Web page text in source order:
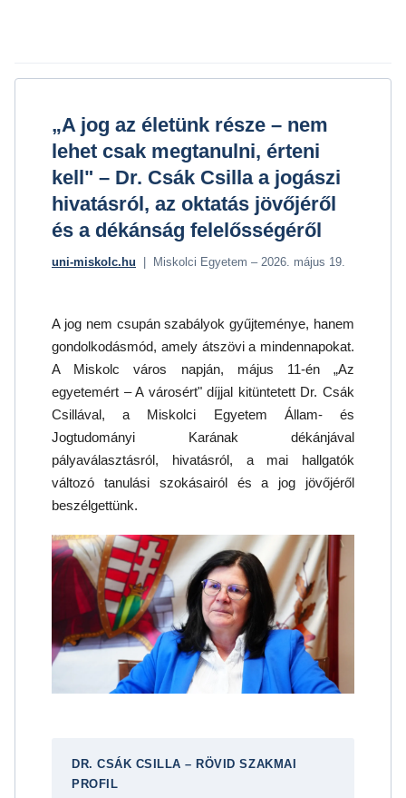
„A jog az életünk része – nem
lehet csak megtanulni, érteni
kell" – Dr. Csák Csilla a jogászi
hivatásról, az oktatás jövőjéről
és a dékánság felelősségéről
uni-miskolc.hu | Miskolci Egyetem – 2026. május 19.
A jog nem csupán szabályok gyűjteménye, hanem
gondolkodásmód, amely átszövi a mindennapokat.
A Miskolc város napján, május 11-én „Az
egyetemért – A városért" díjjal kitüntetett Dr. Csák
Csillával, a Miskolci Egyetem Állam- és
Jogtudományi Karának dékánjával
pályaválasztásról, hivatásról, a mai hallgatók
változó tanulási szokásairól és a jog jövőjéről
beszélgettünk.
DR. CSÁK CSILLA – RÖVID SZAKMAI
PROFIL